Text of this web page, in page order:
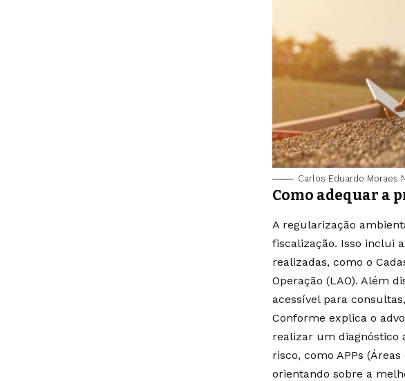
Carlos Eduardo Moraes
Como adequar a
A regularização
fiscalização. Isso inclui
realizadas, como o
Operação (LAO). Além
acessível para
Conforme explica o
realizar um diagnóstico
risco, como APPs
orientando sobre a